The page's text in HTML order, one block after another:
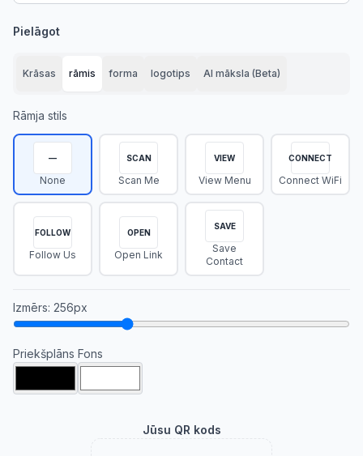
Pielāgot
Krāsas rāmis forma logotips AI māksla (Beta)
Rāmja stils
—
None
SCAN
Scan Me
VIEW
View Menu
CONNECT
Connect WiFi
FOLLOW
Follow Us
OPEN
Open Link
SAVE
Save
Contact
Izmērs: 256px
Priekšplāns Fons
Jūsu QR kods